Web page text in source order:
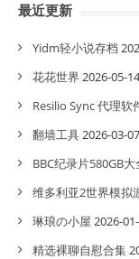
最近更新
Yidm轻小说存档
花花世界 2026-05-14
Resilio Sync 代理软
翻墙工具2026-03-07
BBC纪录片580GB
维多利亚2世界模拟
琳琅の小屋 2026-
精选裸聊自慰合集